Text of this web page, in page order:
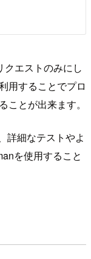
クエストのみにし
用することでプロ
とが出来ます。
詳細なテストやよ
を使用すること